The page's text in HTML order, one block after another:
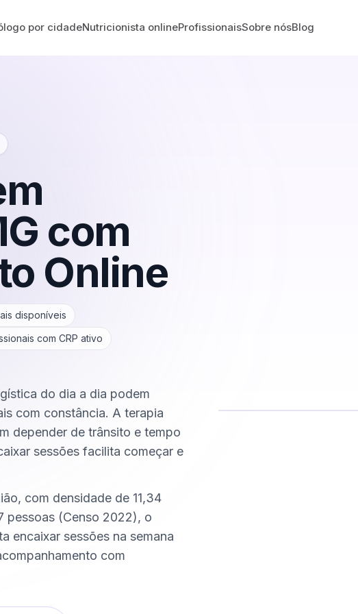
por cidadeNutricionista onlineProfissionaisSobre nósBlog
com
Online
disponíveis
com CRP ativo
do dia a dia podem
com constância. A terapia
depender de trânsito e tempo
sessões facilita começar e
com densidade de 11,34
pessoas (Censo 2022), o
encaixar sessões na semana
com